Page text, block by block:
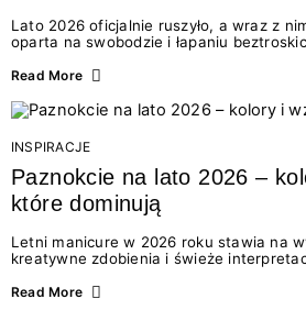
Lato 2026 oficjalnie ruszyło, a wraz z
oparta na swobodzie i łapaniu
doświadczenia wakacji – od
Motywem przewodnim jest
letnich momentów. Z tej okazji
wyjątkowego: wielki konkurs z
najgorętszych trendów w...
Read More
INSPIRACJE
Paznokcie na lato 2026 –
które dominują
Letni manicure w 2026 roku stawia na
kreatywne zdobienia i świeże
zarówno energetycznych odcieni
Read More